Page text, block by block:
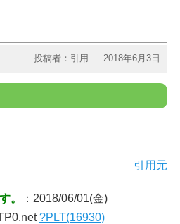
投稿者：引用 ｜ 2018年6月3日
引用元
。
：2018/06/01(金)
?PLT(16930)